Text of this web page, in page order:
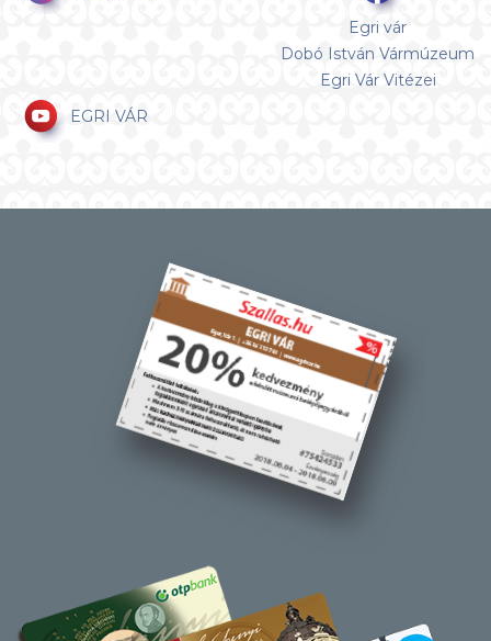
Egri vár
Dobó István Vármúzeum
Egri Vár Vitézei
EGRI VÁR